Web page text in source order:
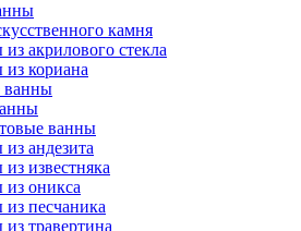
камня
акрилового стекла
кориана
ванны
ванны
андезита
известняка
оникса
песчаника
травертина